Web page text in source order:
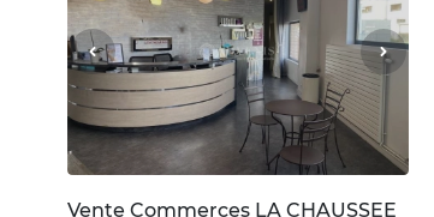
Vente Commerces LA CHAUSSEE